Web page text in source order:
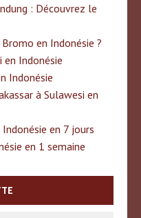
: Découvrez le
en Indonésie ?
en Indonésie
Indonésie
à Sulawesi en
en 7 jours
en 1 semaine